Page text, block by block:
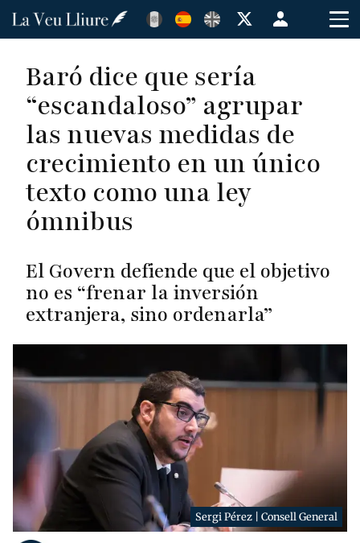
Pasar
principal
Menú
de
usuario
Baró dice que sería
“escandaloso” agrupar
las nuevas medidas de
crecimiento en un único
texto como una ley
ómnibus
El Govern defiende que el objetivo
no es “frenar la inversión
extranjera, sino ordenarla”
Sergi Pérez | Consell General